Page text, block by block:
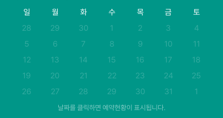
일 월 화 수 목 금
토
28
29 30 1 2 3
4
5
6 7 8 9 10
11
12
13 14 15 16 17
18
19
20 21 22 23 24
25
26
27 28 29 30 31 1
날짜를 클릭하면 예약현황이 표시됩니다.